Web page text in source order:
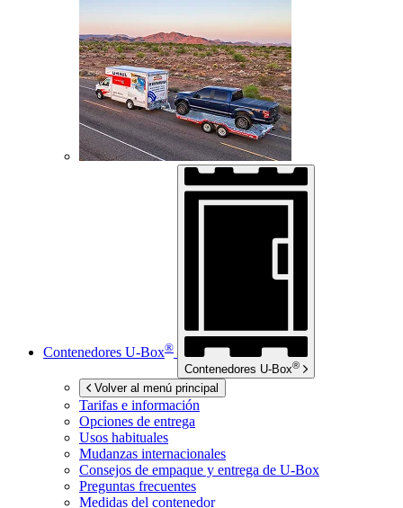
Contenedores U-Box®
Contenedores U-Box®
Volver al menú principal
Tarifas e información
Opciones de entrega
Usos habituales
Mudanzas internacionales
Consejos de empaque y entrega de U-Box
Preguntas frecuentes
Medidas del contenedor